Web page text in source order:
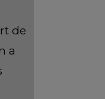
de
a